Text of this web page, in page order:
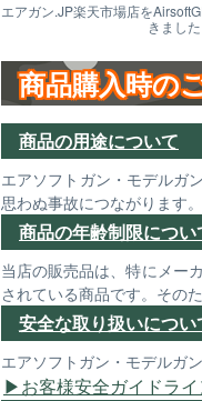
エアガン.JP楽天市場店を
きました
商品購入時の
商品の用途について
エアソフトガン・モデルガ
思わぬ事故につながります
商品の年齢制限につい
当店の販売品は、特にメー
されている商品です。その
安全な取り扱いについ
エアソフトガン・モデルガ
お客様安全ガイドラ